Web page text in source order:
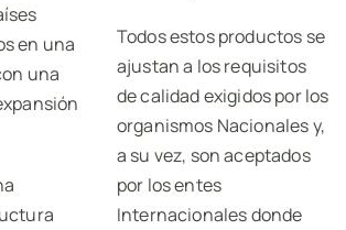
en una
una
Todos estos productos se
ajustan a los requisitos
de calidad exigidos por los
organismos Nacionales y,
a su vez, son aceptados
por los entes
Internacionales donde